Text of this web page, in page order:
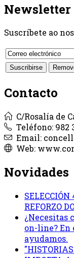
Newsletter
Suscríbete ao
Contacto
C/Rosalía de
Teléfono: 982
Email:
Web:
Novidades
REFORZO
¿Necesitas
on-line? En
ayudamos.